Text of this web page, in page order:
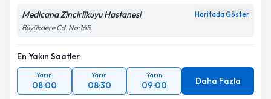
Medicana Zincirlikuyu Hastanesi Haritada Göster
Büyükdere Cd. No:165
En Yakın Saatler
Yarın
08:00
Yarın
08:30
Yarın
09:00 Daha Fazla